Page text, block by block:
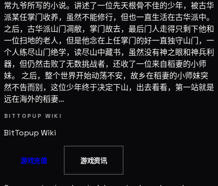
常九爷所写的小说。讲述了一位先天根骨不佳的少年，被古华
派某任掌门收养，虽然不能修行，但也一直生活在古华派中。
之后，古华派山门凋敝，掌门故去，最后门人走得只剩下他和
一位扫地的老人，但是他念在上任掌门的好一直独守山门，一
个人练尽山门绝学，读尽山中藏书，虽然没有神之眼和神兵利
器，但仍然击败了无数挑战者，还收了一位来自稻妻的小师
妹。 之后，整个世界开始动荡不安，故乡在稻妻的小师妹突
然不告而别，这位少年终于决定下山，出去看看，第一站就是
远在海外的稻妻…
BITTOPUP WIKI
BitTopup Wiki
游戏充值 游戏资讯